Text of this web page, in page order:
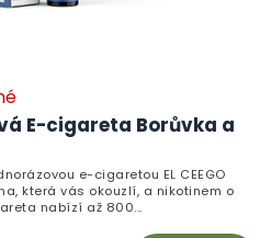
E-cigareta Borůvka a
e-cigaretou EL CEEGO
která vás okouzlí, a nikotinem o
nabízí až 800...